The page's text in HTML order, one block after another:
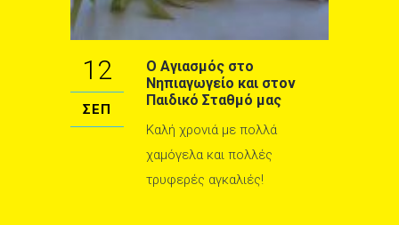
12
ΣΕΠ
Ο Αγιασμός στο
Νηπιαγωγείο και στον
Παιδικό Σταθμό μας
Καλή χρονιά με πολλά
χαμόγελα και πολλές
τρυφερές αγκαλιές!